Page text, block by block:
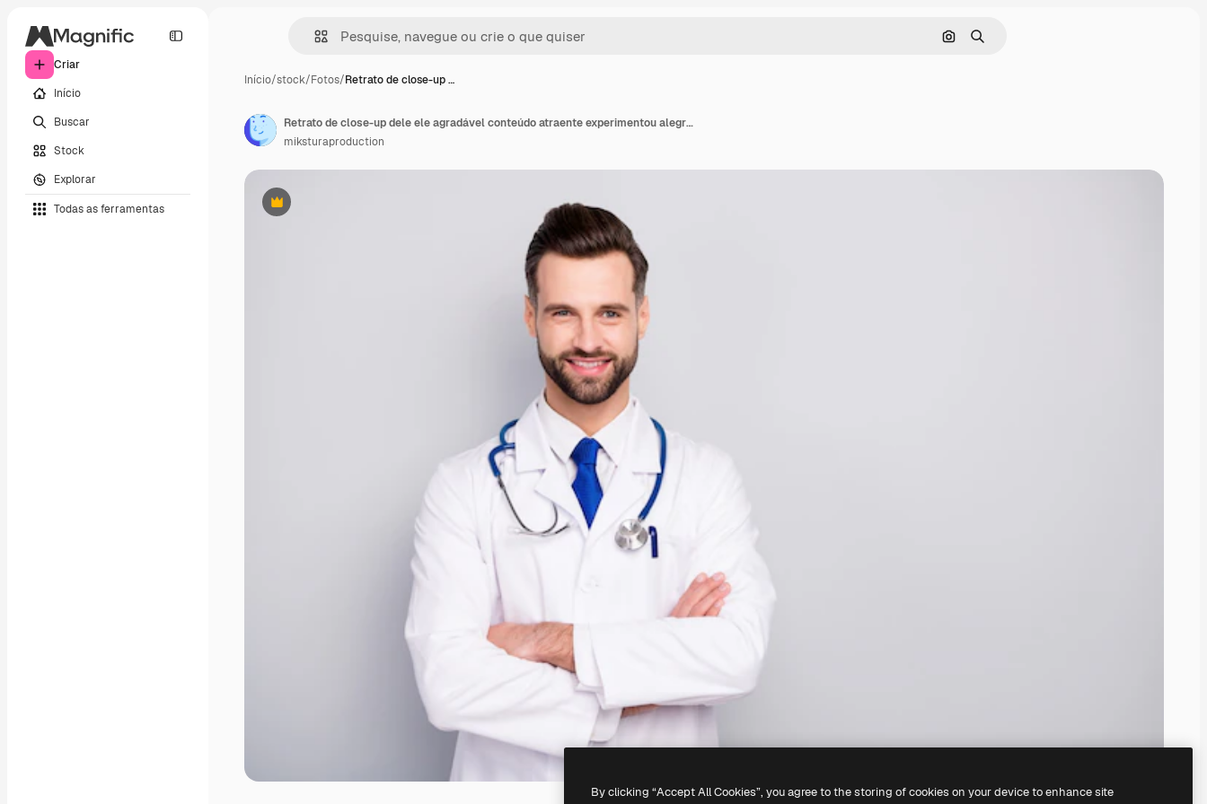
Criar
Início
Buscar
Stock
Explorar
Todas as ferramentas
Pesquisar por imagem
Buscar
Início/stock/Fotos/Retrato de close-up …
Premium
Retrato de close-up dele ele agradável conteúdo atraente experimentou alegre alegre barbudo cara ceo chefe diretor médico especialista visita braços cruzados isolados sobre cor pastel cinza claro
miksturaproduction
By clicking “Accept All Cookies”, you agree to the storing of cookies on your device to enhance site